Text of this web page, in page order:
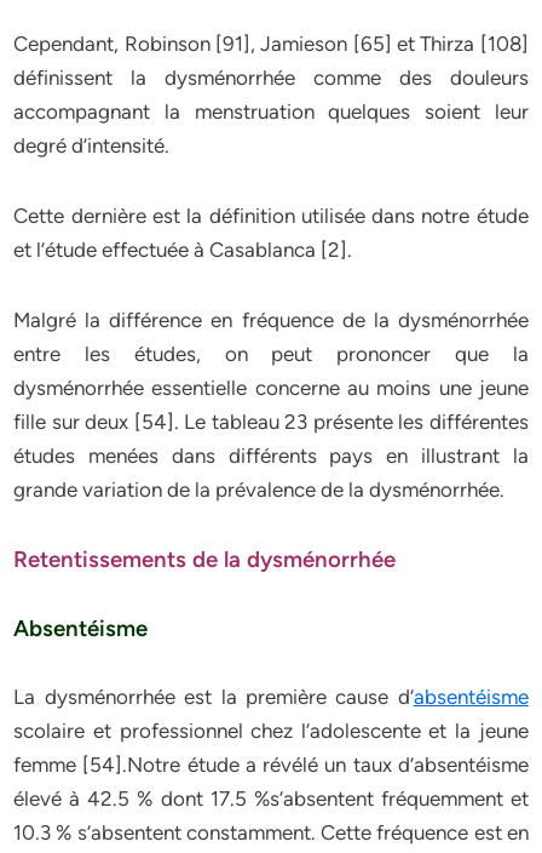
Cependant, Robinson [91], Jamieson [65] et Thirza [108]
définissent la dysménorrhée comme des douleurs
accompagnant la menstruation quelques soient leur
degré d’intensité.
Cette dernière est la définition utilisée dans notre étude
et l’étude effectuée à Casablanca [2].
Malgré la différence en fréquence de la dysménorrhée
entre les études, on peut prononcer que la
dysménorrhée essentielle concerne au moins une jeune
fille sur deux [54]. Le tableau 23 présente les différentes
études menées dans différents pays en illustrant la
grande variation de la prévalence de la dysménorrhée.
Retentissements de la dysménorrhée
Absentéisme
La dysménorrhée est la première cause d’absentéisme
scolaire et professionnel chez l’adolescente et la jeune
femme [54].Notre étude a révélé un taux d’absentéisme
élevé à 42.5 % dont 17.5 %s’absentent fréquemment et
10.3 % s’absentent constamment. Cette fréquence est en